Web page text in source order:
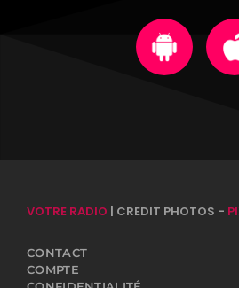
VOTRE RADIO | CREDIT PHOTOS -
CONTACT
COMPTE